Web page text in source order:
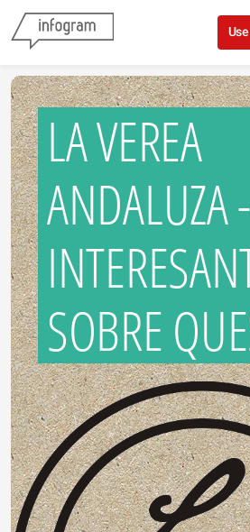
Skip to content
LA VEREA
ANDALUZA
SOBRE